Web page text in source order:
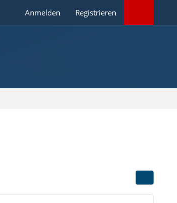
Anmelden Registrieren